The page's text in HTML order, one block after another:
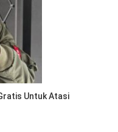
Untuk Atasi